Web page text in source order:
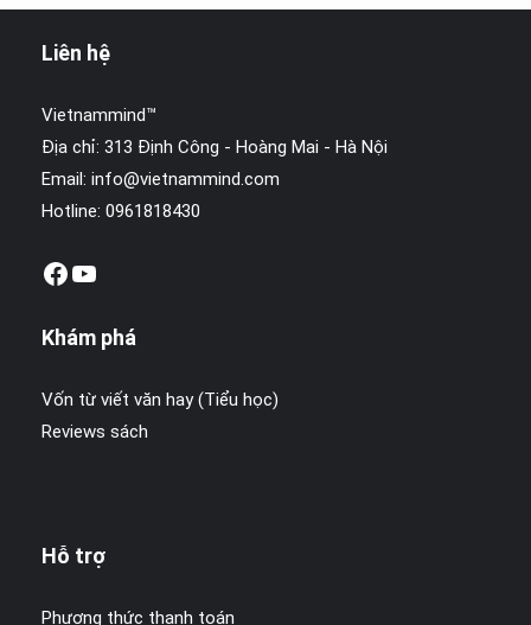
sách
hạng
nặng
thôi
thúc
năm
Liên hệ
Vietnammind™
Địa chỉ: 313 Định Công - Hoàng Mai - Hà Nội
Email: info@vietnammind.com
Hotline: 0961818430
Facebook
Youtube
Khám phá
Vốn từ viết văn hay (Tiểu học)
Reviews sách
Hỗ trợ
Phương thức thanh toán